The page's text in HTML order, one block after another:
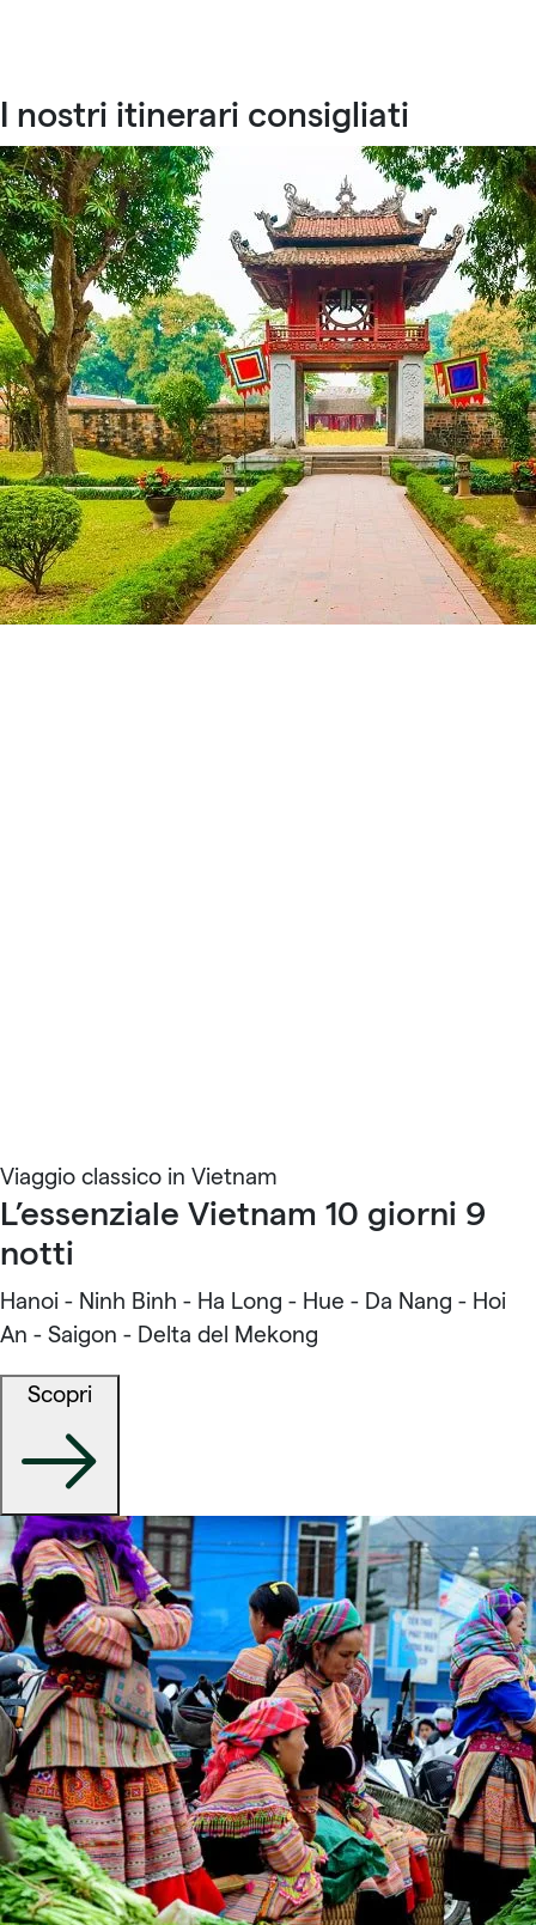
I nostri itinerari consigliati
Viaggio classico in Vietnam
L’essenziale Vietnam 10 giorni 9
notti
Hanoi - Ninh Binh - Ha Long - Hue - Da Nang - Hoi
An - Saigon - Delta del Mekong
Scopri